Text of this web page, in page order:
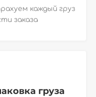
каждый груз
заказа
груза